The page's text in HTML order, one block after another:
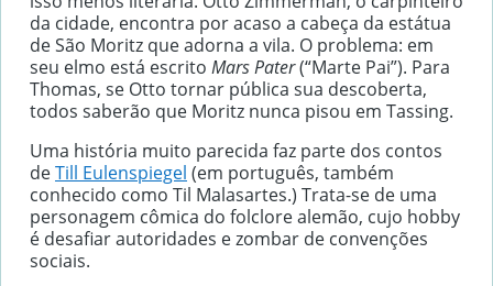
da cidade, encontra por acaso a cabeça da estátua
de São Moritz que adorna a vila. O problema: em
seu elmo está escrito Mars Pater(“Marte Pai”). Para
Thomas, se Otto tornar pública sua descoberta,
todos saberão que Moritz nunca pisou em Tassing.
Uma história muito parecida faz parte dos contos
deTill Eulenspiegel (em português, também
conhecido como Til Malasartes.) Trata-se de uma
personagem cômica do folclore alemão, cujo hobby
é desafiar autoridades e zombar de convenções
sociais.